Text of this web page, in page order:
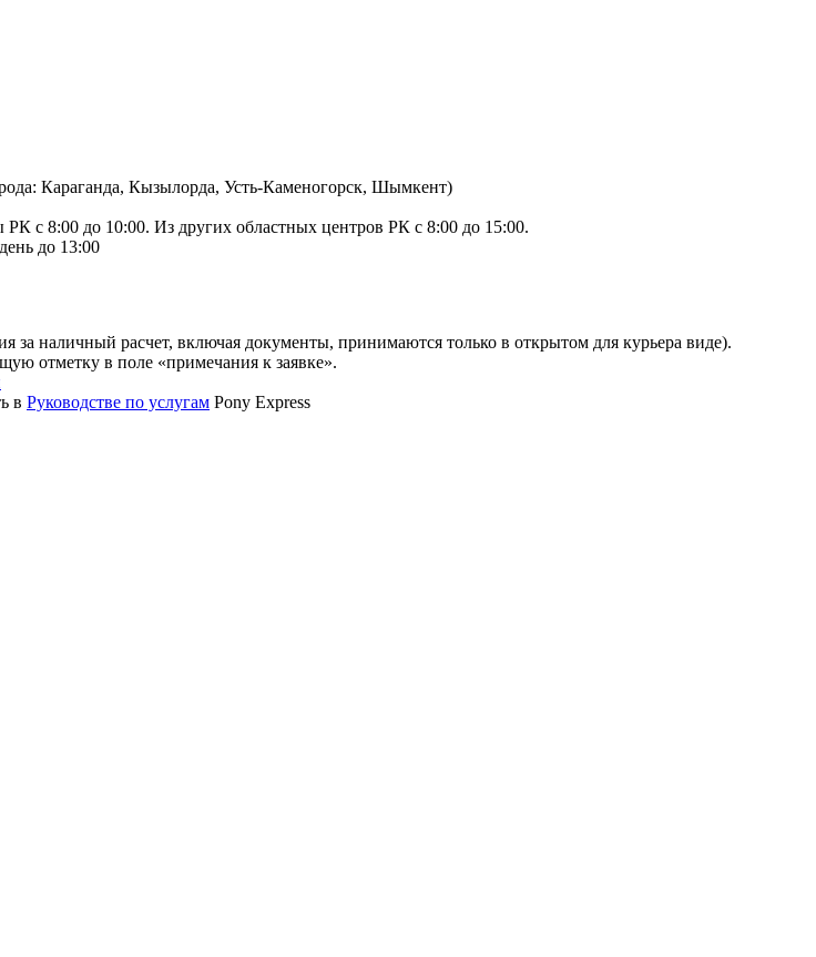
Караганда, Кызылорда, Усть-Каменогорск, Шымкент)
с 8:00 до 10:00. Из других областных центров РК с 8:00 до 15:00.
до 13:00
за наличный расчет, включая документы, принимаются только в открытом для курьера виде).
отметку в поле «примечания к заявке».
в Руководстве по услугам Pony Express